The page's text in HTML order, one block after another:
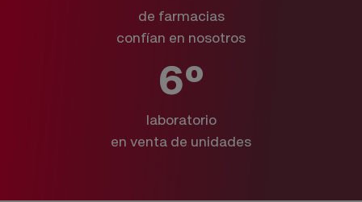
de farmacias
confían en nosotros
6º
laboratorio
en venta de unidades